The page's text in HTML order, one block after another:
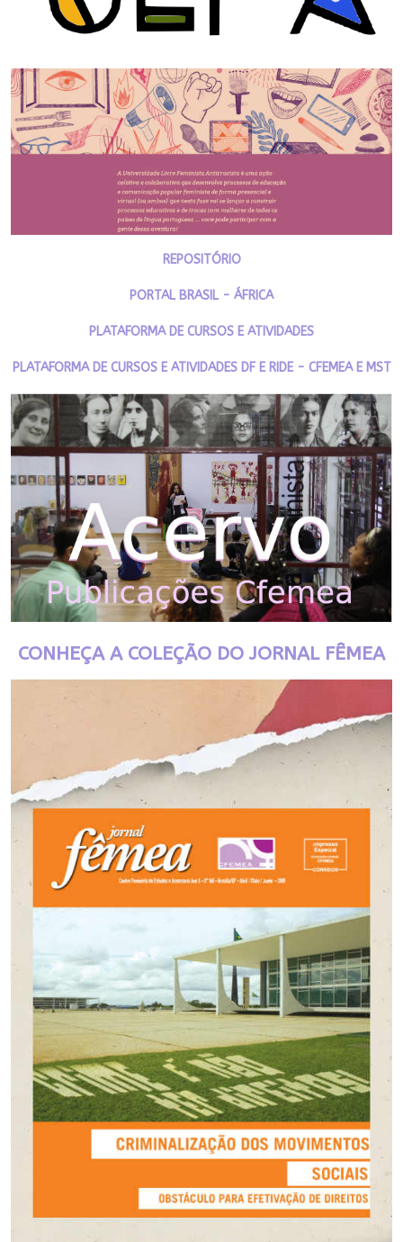
REPOSITÓRIO
PORTAL BRASIL - ÁFRICA
PLATAFORMA DE CURSOS E ATIVIDADES
PLATAFORMA DE CURSOS E ATIVIDADES DF E RIDE - CFEMEA E MST
CONHEÇA A COLEÇÃO DO JORNAL FÊMEA